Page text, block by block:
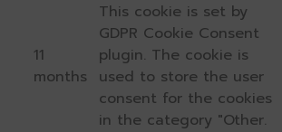
11
months
This cookie is set by
GDPR Cookie Consent
plugin. The cookie is
used to store the user
consent for the cookies
in the category "Other.